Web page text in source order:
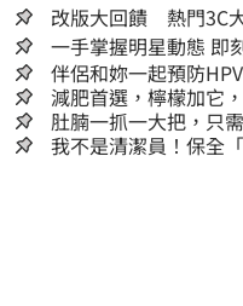
改版大回饋 熱門3C
一手
伴侶和妳一起預防
減肥首選，檸檬加它
人生
肚腩一抓一大把，只
我不是清潔員！保全